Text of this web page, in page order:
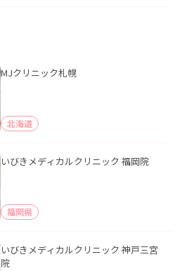
MJクリニック札幌
北海道
いびきメディカルクリニック 福岡院
福岡県
いびきメディカルクリニック 神戸三宮
院